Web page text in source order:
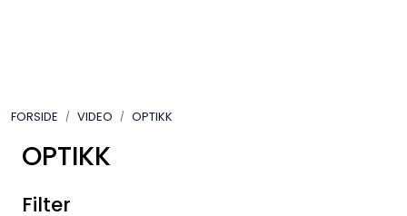
FORSIDE VIDEO OPTIKK
OPTIKK
Filter
LYD